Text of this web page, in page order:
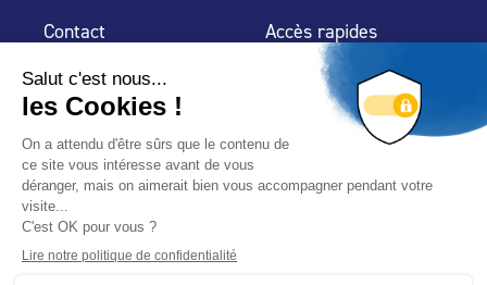
Contact
32 rue de Mogador
75 009 Paris
Accès rapides
Espace Presse
Trouver un
professionnel
Nous suivre